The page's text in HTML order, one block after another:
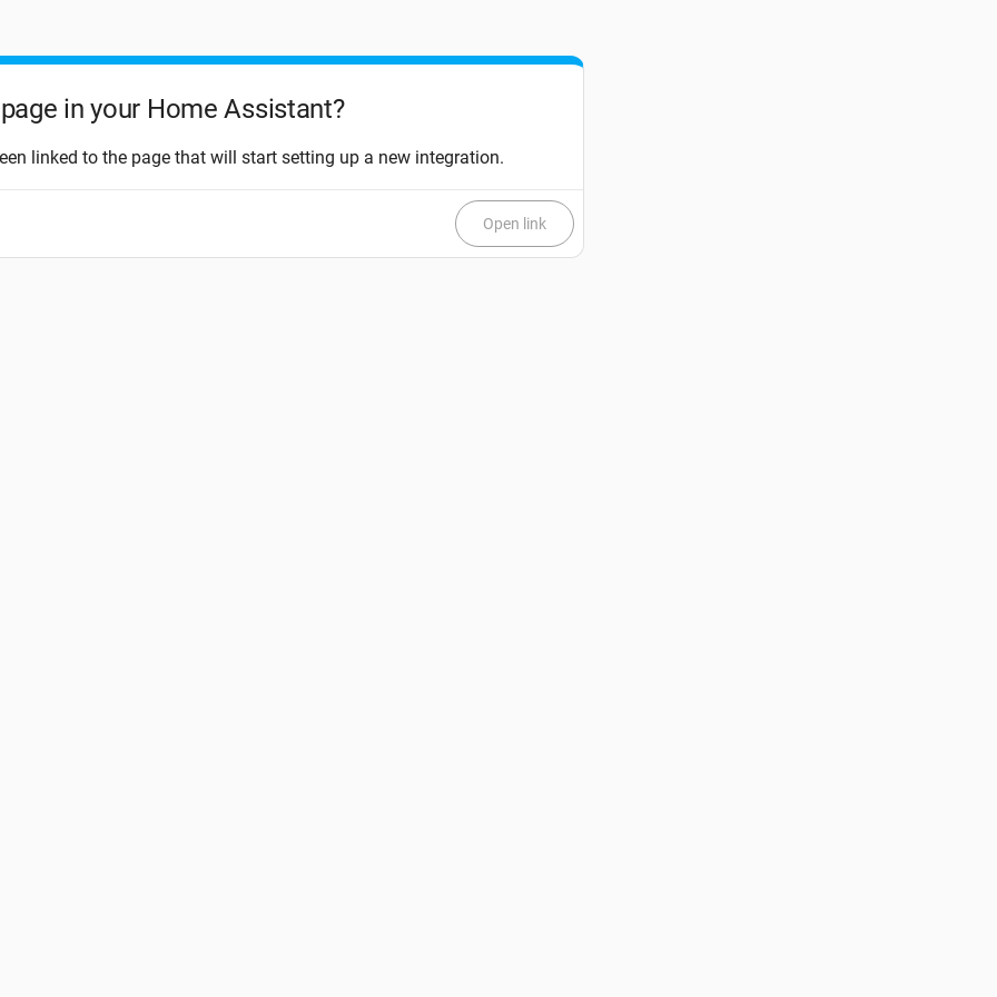
in your Home Assistant?
linked to the page that will start setting up a new integration.
Open link